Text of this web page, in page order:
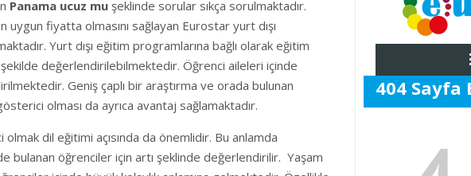
Panama ucuz mu şeklinde sorular sıkça sorulmaktadır.
fiyatta olmasını sağlayan Eurostar yurt dışı
Yurt dışı eğitim programlarına bağlı olarak eğitim
değerlendirilebilmektedir. Öğrenci aileleri içinde
Geniş çaplı bir araştırma ve orada bulunan
olması da ayrıca avantaj sağlamaktadır.
dil eğitimi açısında da önemlidir. Bu anlamda
bulanan öğrenciler için artı şeklinde değerlendirilir. Yaşam